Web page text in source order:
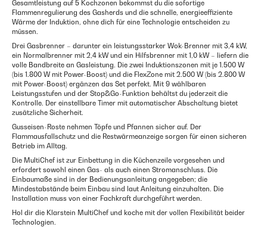
Gesamtleistung auf 5 Kochzonen bekommst du die sofortige
Flammenregulierung des Gasherds und die schnelle, energieeffiziente
Wärme der Induktion, ohne dich für eine Technologie entscheiden zu
müssen.
Drei Gasbrenner – darunter ein leistungsstarker Wok-Brenner mit 3,4 kW,
ein Normalbrenner mit 2,4 kW und ein Hilfsbrenner mit 1,0 kW – liefern die
volle Bandbreite an Gasleistung. Die zwei Induktionszonen mit je 1.500 W
(bis 1.800 W mit Power-Boost) und die FlexZone mit 2.500 W (bis 2.800 W
mit Power-Boost) ergänzen das Set perfekt. Mit 9 wählbaren
Leistungsstufen und der Stop&Go-Funktion behältst du jederzeit die
Kontrolle. Der einstellbare Timer mit automatischer Abschaltung bietet
zusätzliche Sicherheit.
Gusseisen-Roste nehmen Töpfe und Pfannen sicher auf. Der
Flammausfallschutz und die Restwärmeanzeige sorgen für einen sicheren
Betrieb im Alltag.
Die MultiChef ist zur Einbettung in die Küchenzeile vorgesehen und
erfordert sowohl einen Gas- als auch einen Stromanschluss. Die
Einbaumaße sind in der Bedienungsanleitung angegeben; die
Mindestabstände beim Einbau sind laut Anleitung einzuhalten. Die
Installation muss von einer Fachkraft durchgeführt werden.
Hol dir die Klarstein MultiChef und koche mit der vollen Flexibilität beider
Technologien.